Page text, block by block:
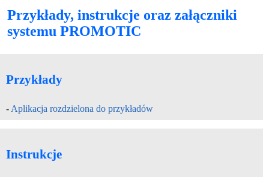
Przykłady, instrukcje oraz załączniki
systemu PROMOTIC
Przykłady
- Aplikacja rozdzielona do przykładów
Instrukcje